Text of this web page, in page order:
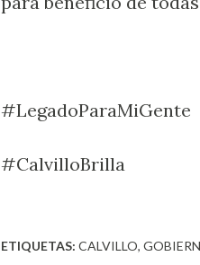
#LegadoParaMiGente
#CalvilloBrilla
ETIQUETAS: CALVILLO